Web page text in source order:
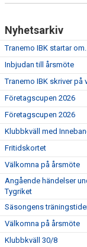
VÅRA LAG
MATCHER
TRÄNINGSTIDER 2025/
FÖRENINGSKLÄDER-
FÖRENINGSDOMARE
Nyhetsarkiv
Tranemo IBK startar om.
Inbjudan till årsmöte
Tranemo IBK skriver på
Företagscupen 2026
Företagscupen 2026
Klubbkväll med
Fritidskortet
Välkomna på årsmöte
Angående händelser
Tygriket
Säsongens
Välkomna på årsmöte
Klubbkväll 30/8